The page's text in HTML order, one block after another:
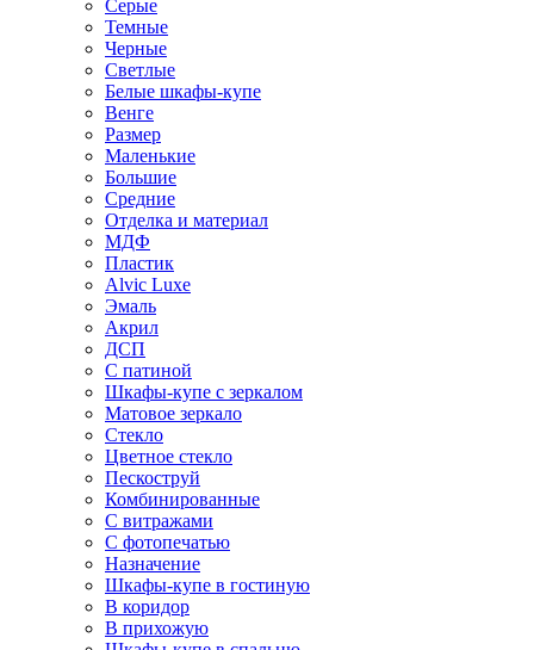
Серые
Темные
Черные
Светлые
Белые шкафы-купе
Венге
Размер
Маленькие
Большие
Средние
Отделка и материал
МДФ
Пластик
Alvic Luxe
Эмаль
Акрил
ДСП
С патиной
Шкафы-купе с зеркалом
Матовое зеркало
Стекло
Цветное стекло
Пескоструй
Комбинированные
С витражами
С фотопечатью
Назначение
Шкафы-купе в гостиную
В коридор
В прихожую